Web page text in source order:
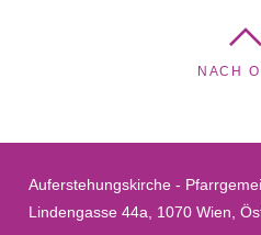
NACH
Auferstehungskirche -
Lindengasse 44a, 1070 Wien,